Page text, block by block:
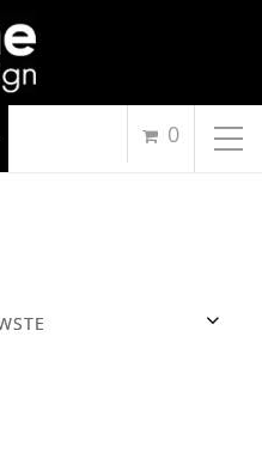
0